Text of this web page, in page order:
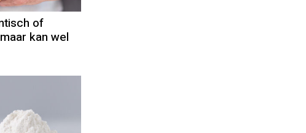
of
kan wel